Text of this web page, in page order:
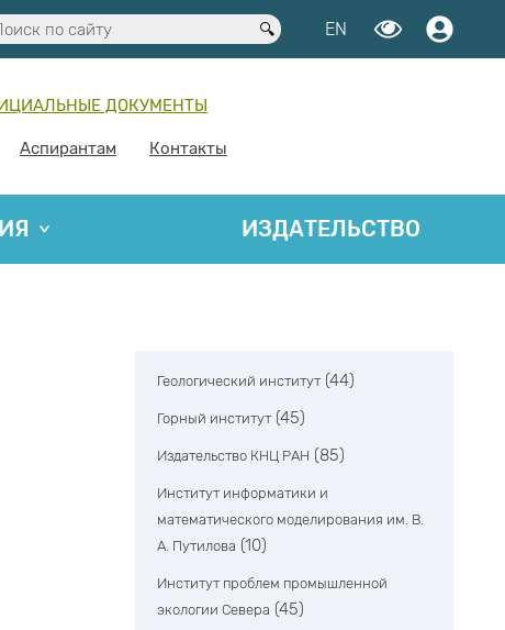
EN
ДОКУМЕНТЫ
Аспирантам Контакты
ИЗДАТЕЛЬСТВО
Геологический институт (44)
Горный институт (45)
Издательство КНЦ РАН (85)
Институт информатики и
математического моделирования им. В.
А. Путилова (10)
Институт проблем промышленной
экологии Севера (45)